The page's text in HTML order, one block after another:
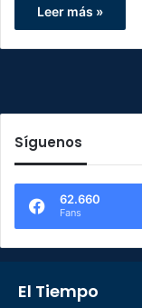
Leer más »
Síguenos
62.660
Fans
El Tiempo